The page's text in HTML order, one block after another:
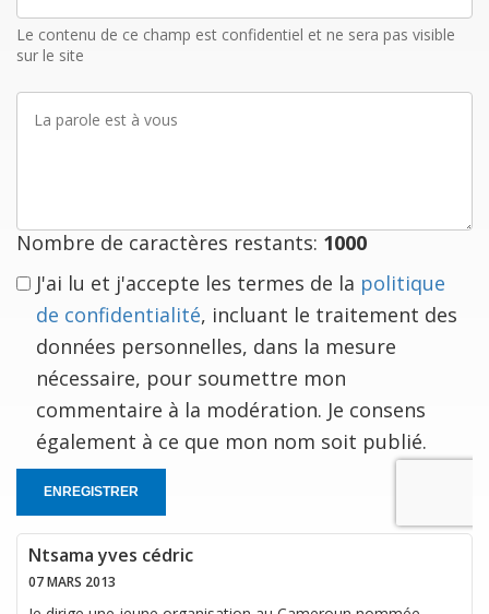
mail
Le contenu de ce champ est confidentiel et ne sera pas visible
sur le site
parole
Nombre de caractères restants: 1000
J'ai lu et j'accepte les termes de la politique
de confidentialité, incluant le traitement des
données personnelles, dans la mesure
nécessaire, pour soumettre mon
commentaire à la modération. Je consens
également à ce que mon nom soit publié.
ENREGISTRER
Ntsama yves cédric
07 MARS 2013